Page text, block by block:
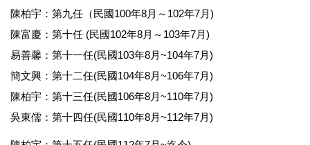
陳柏宇：第九任（民國100年8月～102年7月)
陳富慶：第十任 (民國102年8月～103年7月)
易善馨：第十一任(民國103年8月~104年7月)
簡文興：第十二任(民國104年8月~106年7月)
陳柏宇：第十三任(民國106年8月~110年7月)
吳東儒：第十四任(民國110年8月~112年7月)